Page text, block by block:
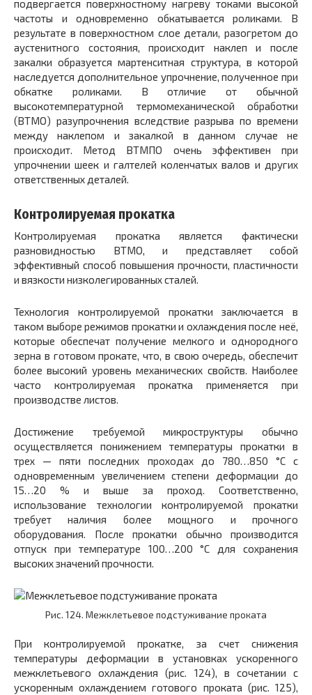
подвергается поверхностному нагреву токами высокой
частоты и одновременно обкатывается роликами. В
результате в поверхностном слое детали, разогретом до
аустенитного состояния, происходит наклеп и после
закалки образуется мартенситная структура, в которой
наследуется дополнительное упрочнение, полученное при
обкатке роликами. В отличие от обычной
высокотемпературной термомеханической обработки
(ВТМО) разупрочнения вследствие разрыва по времени
между наклепом и закалкой в данном случае не
происходит. Метод ВТМПО очень эффективен при
упрочнении шеек и галтелей коленчатых валов и других
ответственных деталей.
Контролируемая прокатка
Контролируемая прокатка является фактически
разновидностью ВТМО, и представляет собой
эффективный способ повышения прочности, пластичности
и вязкости низколегированных сталей.
Технология контролируемой прокатки заключается в
таком выборе режимов прокатки и охлаждения после неё,
которые обеспечат получение мелкого и однородного
зерна в готовом прокате, что, в свою очередь, обеспечит
более высокий уровень механических свойств. Наиболее
часто контролируемая прокатка применяется при
производстве листов.
Достижение требуемой микроструктуры обычно
осуществляется понижением температуры прокатки в
трех — пяти последних проходах до 780…850 °С с
одновременным увеличением степени деформации до
15…20 % и выше за проход. Соответственно,
использование технологии контролируемой прокатки
требует наличия более мощного и прочного
оборудования. После прокатки обычно производится
отпуск при температуре 100…200 °С для сохранения
высоких значений прочности.
Рис. 124. Межклетьевое подстуживание проката
При контролируемой прокатке, за счет снижения
температуры деформации в установках ускоренного
межклетьевого охлаждения (рис. 124), в сочетании с
ускоренным охлаждением готового проката (рис. 125),